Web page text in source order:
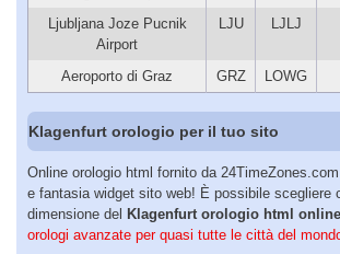
Ljubljana Joze Pucnik
Airport
LJU LJLJ
Aeroporto di Graz GRZ LOWG
Klagenfurt orologio per il tuo sito
Online orologio html fornito da
e fantasia widget sito web! È possibile scegliere
dimensione del Klagenfurt orologio html online
orologi avanzate per quasi tutte le città del